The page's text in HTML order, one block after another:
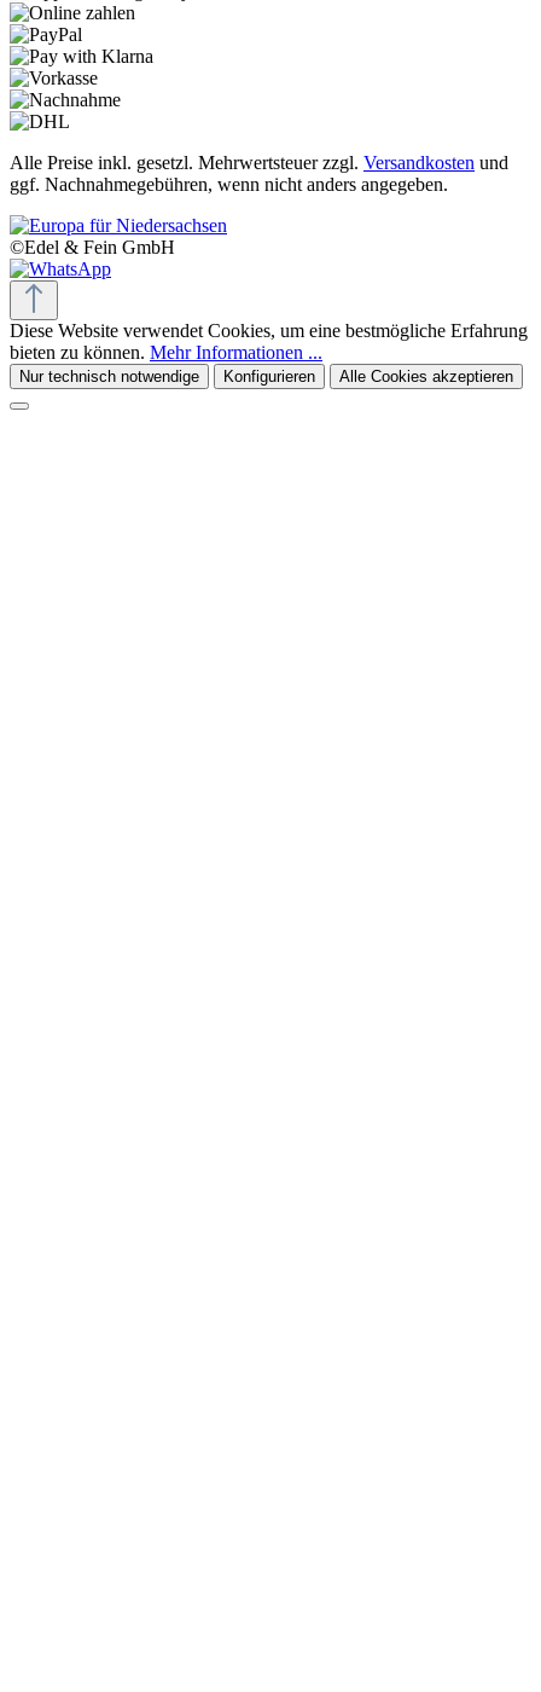
Alle Preise inkl. gesetzl. Mehrwertsteuer zzgl. Versandkosten und
ggf. Nachnahmegebühren, wenn nicht anders angegeben.
©Edel & Fein GmbH
Diese Website verwendet Cookies, um eine bestmögliche Erfahrung
bieten zu können. Mehr Informationen ...
Nur technisch notwendige Konfigurieren Alle Cookies akzeptieren